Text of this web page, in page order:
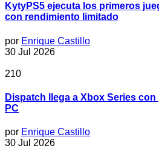
KytyPS5 ejecuta los primeros
con rendimiento limitado
por Enrique Castillo
30 Jul 2026
210
Dispatch llega a Xbox Series
PC
por Enrique Castillo
30 Jul 2026